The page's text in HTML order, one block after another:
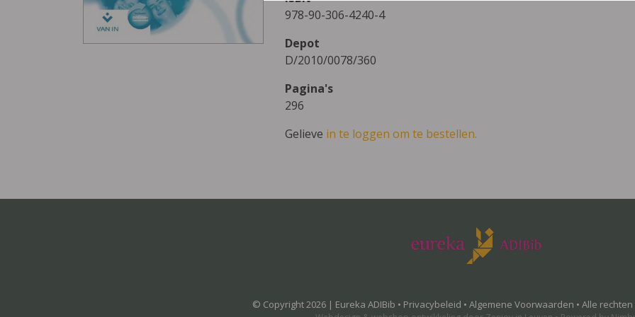
978-90-306-4240-4
Depot
D/2010/0078/360
Pagina's
296
Gelieve in te loggen om te bestellen.
© Copyright 2026 | Eureka ADIBib • Privacybeleid • Algemene Voorwaarden • Alle